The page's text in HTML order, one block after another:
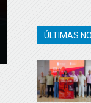
ÚLTIMAS